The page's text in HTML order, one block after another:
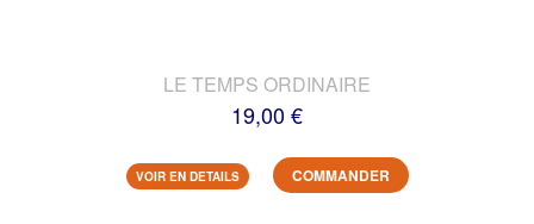
LE TEMPS ORDINAIRE
19,00 €
VOIR EN DETAILS COMMANDER